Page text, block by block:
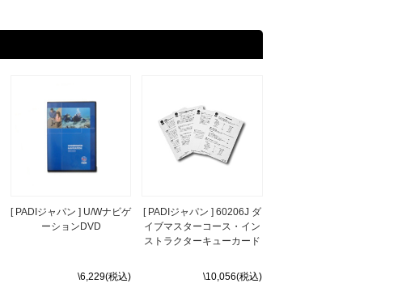
[ PADIジャパン ] U/Wナビゲ
ーションDVD
\6,229(税込)
[ PADIジャパン ] 60206J ダ
イブマスターコース・イン
ストラクターキューカード
\10,056(税込)